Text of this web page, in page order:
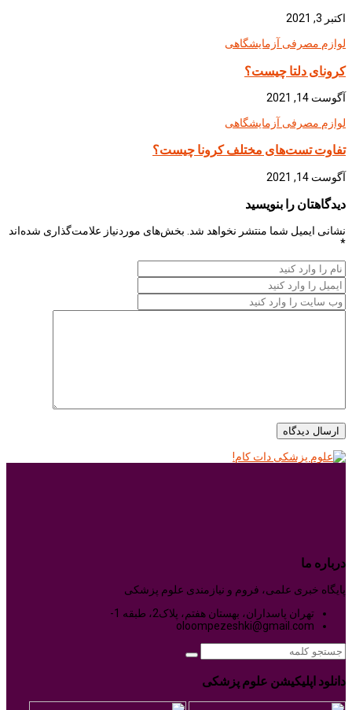
اکتبر 3, 2021
لوازم مصرفی آزمایشگاهی
کرونای دلتا چیست؟
آگوست 14, 2021
لوازم مصرفی آزمایشگاهی
تفاوت تست‌های مختلف کرونا چیست؟
آگوست 14, 2021
دیدگاهتان را بنویسید
نشانی ایمیل شما منتشر نخواهد شد. بخش‌های موردنیاز علامت‌گذاری شده‌اند
*
درباره ما
پایگاه خبری علمی، فروم و نیازمندی علوم پزشکی
تهران پاسداران، بهستان هفتم، پلاک2، طبقه 1-
oloompezeshki@gmail.com
دانلود اپلیکیشن علوم پزشکی